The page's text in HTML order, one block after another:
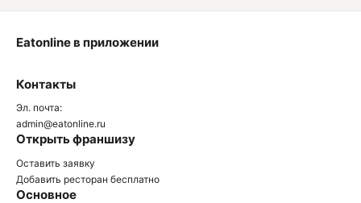
Контакты
Эл. почта:
admin@eatonline.ru
Открыть франшизу
Оставить заявку
Добавить ресторан бесплатно
Основное
Eatonline в приложении